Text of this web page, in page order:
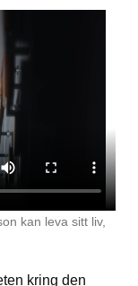
kan leva sitt liv,
kring den